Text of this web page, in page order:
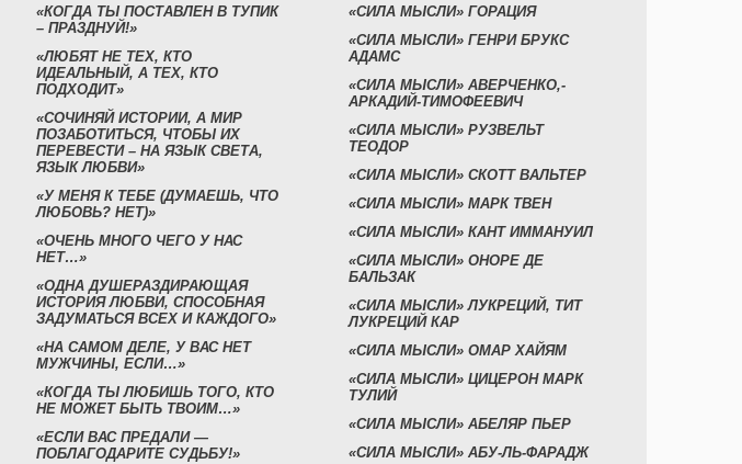
«КОГДА ТЫ ПОСТАВЛЕН В ТУПИК
– ПРАЗДНУЙ!»
«ЛЮБЯТ НЕ ТЕХ, КТО
ИДЕАЛЬНЫЙ, А ТЕХ, КТО
ПОДХОДИТ»
«СОЧИНЯЙ ИСТОРИИ, А МИР
ПОЗАБОТИТЬСЯ, ЧТОБЫ ИХ
ПЕРЕВЕСТИ – НА ЯЗЫК СВЕТА,
ЯЗЫК ЛЮБВИ»
«У МЕНЯ К ТЕБЕ (ДУМАЕШЬ, ЧТО
ЛЮБОВЬ? НЕТ)»
«ОЧЕНЬ МНОГО ЧЕГО У НАС
НЕТ…»
«ОДНА ДУШЕРАЗДИРАЮЩАЯ
ИСТОРИЯ ЛЮБВИ, СПОСОБНАЯ
ЗАДУМАТЬСЯ ВСЕХ И КАЖДОГО»
«НА САМОМ ДЕЛЕ, У ВАС НЕТ
МУЖЧИНЫ, ЕСЛИ…»
«КОГДА ТЫ ЛЮБИШЬ ТОГО, КТО
НЕ МОЖЕТ БЫТЬ ТВОИМ…»
«ЕСЛИ ВАС ПРЕДАЛИ —
ПОБЛАГОДАРИТЕ СУДЬБУ!»
«СИЛА МЫСЛИ» ГОРАЦИЯ
«СИЛА МЫСЛИ» ГЕНРИ БРУКС
АДАМС
«СИЛА МЫСЛИ» АВЕРЧЕНКО,-
АРКАДИЙ-ТИМОФЕЕВИЧ
«СИЛА МЫСЛИ» РУЗВЕЛЬТ
ТЕОДОР
«СИЛА МЫСЛИ» СКОТТ ВАЛЬТЕР
«СИЛА МЫСЛИ» МАРК ТВЕН
«СИЛА МЫСЛИ» КАНТ ИММАНУИЛ
«СИЛА МЫСЛИ» ОНОРЕ ДЕ
БАЛЬЗАК
«СИЛА МЫСЛИ» ЛУКРЕЦИЙ, ТИТ
ЛУКРЕЦИЙ КАР
«СИЛА МЫСЛИ» ОМАР ХАЙЯМ
«СИЛА МЫСЛИ» ЦИЦЕРОН МАРК
ТУЛИЙ
«СИЛА МЫСЛИ» АБЕЛЯР ПЬЕР
«СИЛА МЫСЛИ» АБУ-ЛЬ-ФАРАДЖ